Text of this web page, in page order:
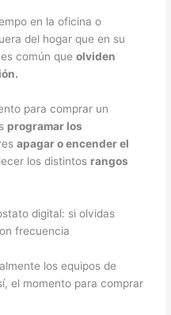
en la oficina o
del hogar que en su
común queolviden
para comprar un
programar los
apagar o encender el
los distintos rangos
digital: si olvidas
frecuencia
los equipos de
el momento para comprar